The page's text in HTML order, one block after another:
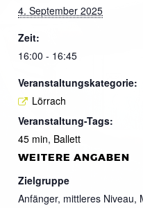
4. September 2025
Zeit:
16:00 - 16:45
Veranstaltungskategorie:
Lörrach
Veranstaltung-Tags:
45 min, Ballett
WEITERE ANGABEN
Zielgruppe
Anfänger, mittleres Niveau,